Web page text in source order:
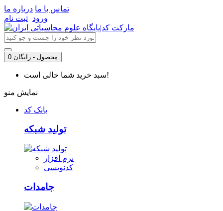
تماس با ما درباره ما
ورود ثبت نام
0 محصول - رایگان
سبد خرید شما خالی است!
نمایش منو
بانک کد
تولید شبکه
نرم افزار
کدنویسی
جامدات